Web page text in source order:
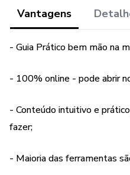
e vendas, este Guia é
proprietários), profissionais
(corretores e gestores de
Não basta apenas criar as
Vantagens
- Guia Prático bem mão na
- 100% online - pode abrir
- Conteúdo intuitivo e
fazer;
- Maioria das ferramentas